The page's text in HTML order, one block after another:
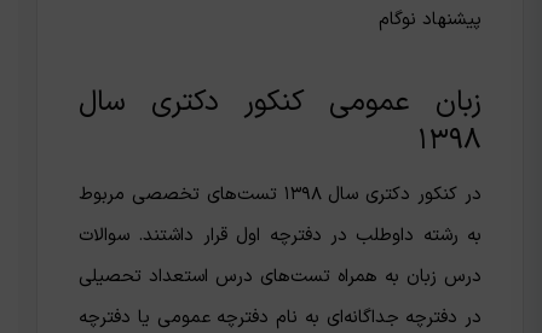
پیشنهاد نوگام
زبان عمومی کنکور دکتری سال
۱۳۹۸
در کنکور دکتری سال ۱۳۹۸ تست‌های تخصصی مربوط
به رشته داوطلب در دفترچه اول قرار داشتند. سوالات
درس زبان به همراه تست‌های درس استعداد تحصیلی
در دفترچه جداگانه‌ای به نام دفترچه عمومی یا دفترچه